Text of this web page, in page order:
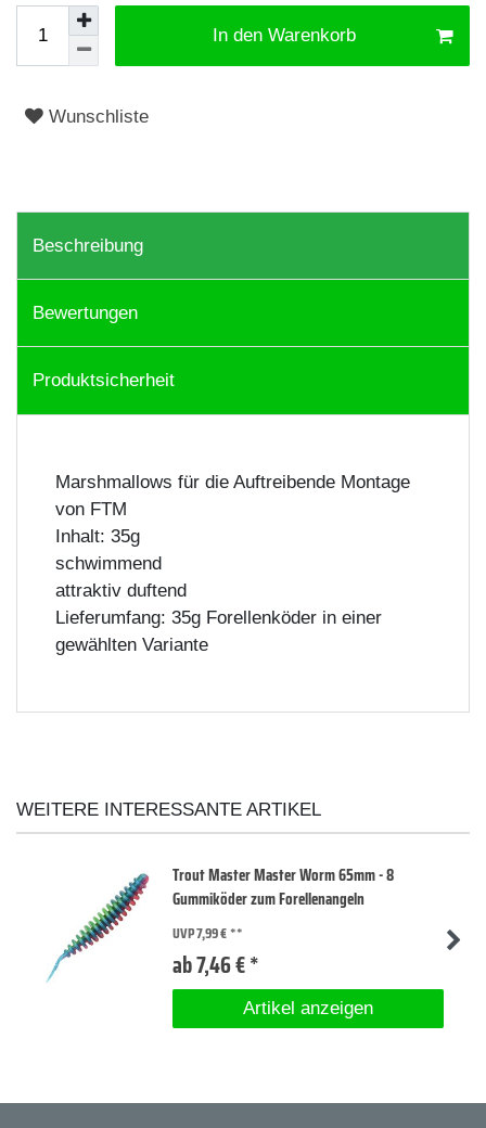
In den Warenkorb
Wunschliste
Beschreibung
Bewertungen
Produktsicherheit
Marshmallows für die Auftreibende Montage
von FTM
Inhalt: 35g
schwimmend
attraktiv duftend
Lieferumfang: 35g Forellenköder in einer
gewählten Variante
WEITERE INTERESSANTE ARTIKEL
Trout Master Master Worm 65mm - 8
Gummiköder zum Forellenangeln
UVP 7,99 €
ab 7,46 € *
Artikel anzeigen